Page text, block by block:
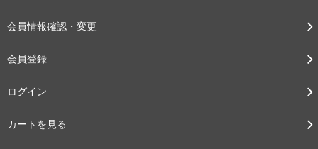
会員情報確認・変更
会員登録
ログイン
カートを見る